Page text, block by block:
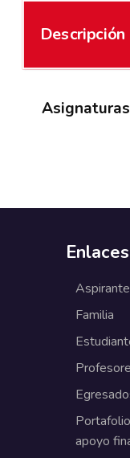
Descripción
Asignaturas
Familia
apoyo